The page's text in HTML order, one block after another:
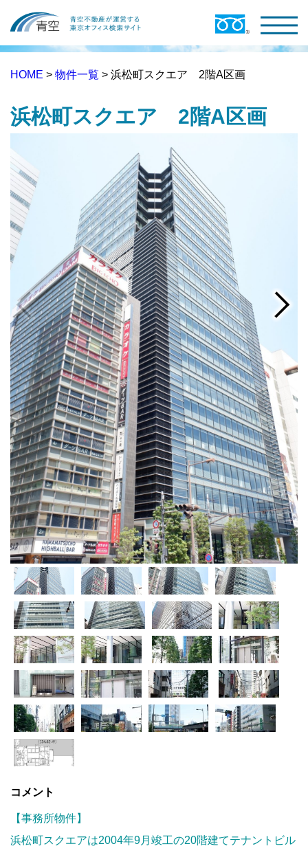
HOME > 物件一覧 > 浜松町スクエア 2階A区画
浜松町スクエア 2階A区画
コメント
【事務所物件】
浜松町スクエアは2004年9月竣工の20階建てテナントビル